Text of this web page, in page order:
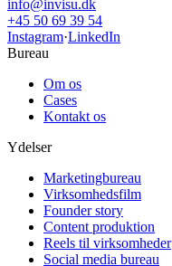
info@invisu.dk
+45 50 69 39 54
Instagram·LinkedIn
Bureau
Om os
Cases
Kontakt os
Ydelser
Marketingbureau
Virksomhedsfilm
Founder story
Content produktion
Reels til virksomheder
Social media bureau